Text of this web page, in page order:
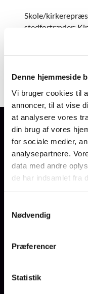
Denne hjemmeside
Vi bruger cookies til
annoncer, til at vise
at analysere vores
din brug af vores
for sociale medier,
analysepartnere.
data med andre
de har indsamlet fra
Nødvendig
Præferencer
Statistik
Skole/
stedfortræder:
Forside
Kalender
Fællessang og